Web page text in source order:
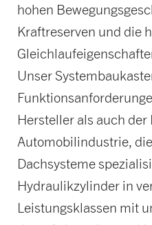
hohen
Kraftreserven und die
Unser
Hersteller als auch
Automobilindustrie,
Dachsysteme
Hydraulikzylinder in
Leistungsklassen mit